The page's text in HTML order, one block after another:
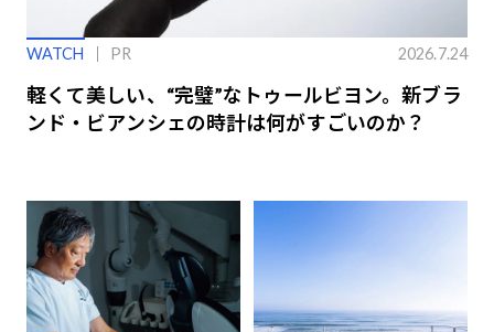
WATCH PR 2026.7.24
軽くて美しい、“完璧”なトゥールビヨン。新ブラ
ンド・ビアンシェの時計は何がすごいのか？